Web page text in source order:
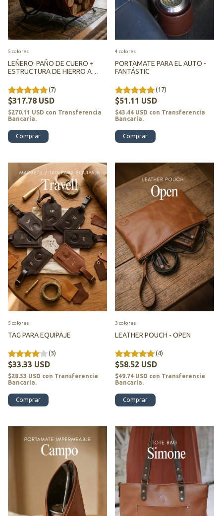
LEÑERO: PAÑO DE CUERO +
ESTRUCTURA DE HIERRO A
(7)
$317.78 USD
$270.11 USD con Transferencia
Bancaria.
5 colores
Comprar
PORTAMATE PARA EL AUTO -
FANTÁSTIC
(17)
$51.11 USD
$43.44 USD con Transferencia
Bancaria.
4 colores
Comprar
TAG PARA EQUIPAJE
(3)
$33.33 USD
$28.33 USD con Transferencia
Bancaria.
5 colores
Comprar
LEATHER POUCH - OPEN
(4)
$58.52 USD
$49.74 USD con Transferencia
Bancaria.
3 colores
Comprar